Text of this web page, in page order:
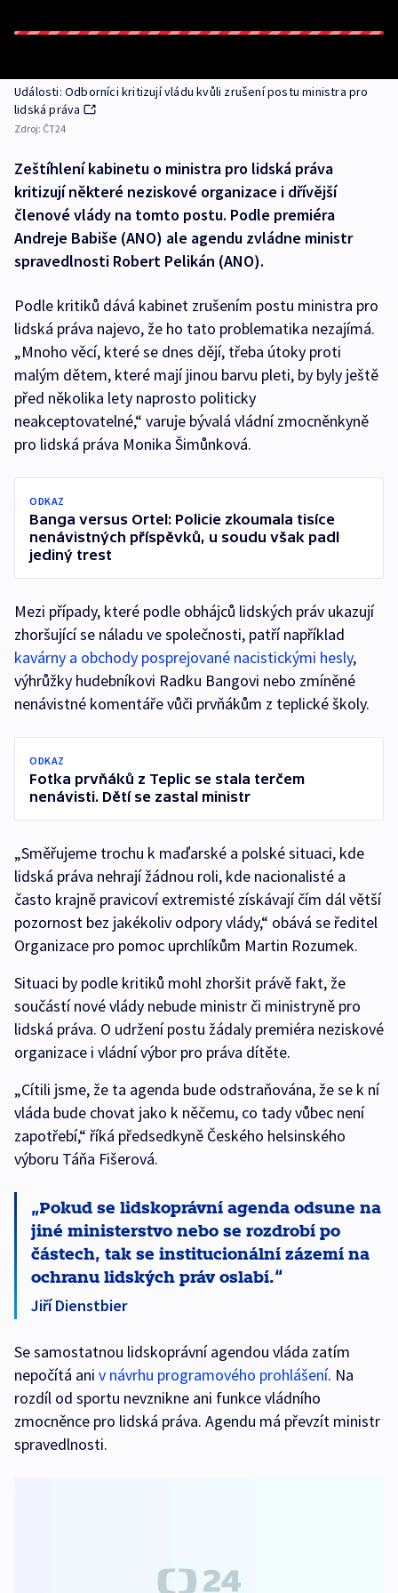
Události: Odborníci kritizují vládu kvůli zrušení postu ministra pro
lidská práva
Zdroj: ČT24
Zeštíhlení kabinetu o ministra pro lidská práva
kritizují některé neziskové organizace i dřívější
členové vlády na tomto postu. Podle premiéra
Andreje Babiše (ANO) ale agendu zvládne ministr
spravedlnosti Robert Pelikán (ANO).
Podle kritiků dává kabinet zrušením postu ministra pro
lidská práva najevo, že ho tato problematika nezajímá.
„Mnoho věcí, které se dnes dějí, třeba útoky proti
malým dětem, které mají jinou barvu pleti, by byly ještě
před několika lety naprosto politicky
neakceptovatelné,“ varuje bývalá vládní zmocněnkyně
pro lidská práva Monika Šimůnková.
ODKAZ
Banga versus Ortel: Policie zkoumala tisíce
nenávistných příspěvků, u soudu však padl
jediný trest
Mezi případy, které podle obhájců lidských práv ukazují
zhoršující se náladu ve společnosti, patří například
kavárny a obchody posprejované nacistickými hesly,
výhrůžky hudebníkovi Radku Bangovi nebo zmíněné
nenávistné komentáře vůči prvňákům z teplické školy.
ODKAZ
Fotka prvňáků z Teplic se stala terčem
nenávisti. Dětí se zastal ministr
„Směřujeme trochu k maďarské a polské situaci, kde
lidská práva nehrají žádnou roli, kde nacionalisté a
často krajně pravicoví extremisté získávají čím dál větší
pozornost bez jakékoliv odpory vlády,“ obává se ředitel
Organizace pro pomoc uprchlíkům Martin Rozumek.
Situaci by podle kritiků mohl zhoršit právě fakt, že
součástí nové vlády nebude ministr či ministryně pro
lidská práva. O udržení postu žádaly premiéra neziskové
organizace i vládní výbor pro práva dítěte.
„Cítili jsme, že ta agenda bude odstraňována, že se k ní
vláda bude chovat jako k něčemu, co tady vůbec není
zapotřebí,“ říká předsedkyně Českého helsinského
výboru Táňa Fišerová.
Pokud se lidskoprávní agenda odsune na
jiné ministerstvo nebo se rozdrobí po
částech, tak se institucionální zázemí na
ochranu lidských práv oslabí.
Jiří Dienstbier
Se samostatnou lidskoprávní agendou vláda zatím
nepočítá ani v návrhu programového prohlášení. Na
rozdíl od sportu nevznikne ani funkce vládního
zmocněnce pro lidská práva. Agendu má převzít ministr
spravedlnosti.